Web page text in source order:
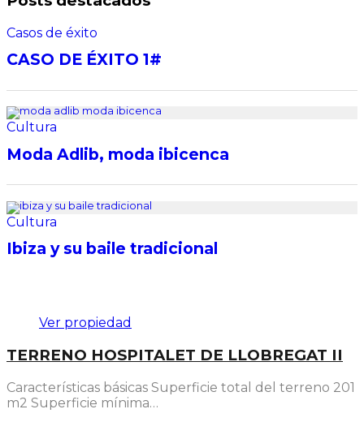
Casos de éxito
CASO DE ÉXITO 1#
Cultura
Moda Adlib, moda ibicenca
Cultura
Ibiza y su baile tradicional
Ver propiedad
TERRENO HOSPITALET DE LLOBREGAT II
Características básicas Superficie total del terreno 201
m2 Superficie mínima…